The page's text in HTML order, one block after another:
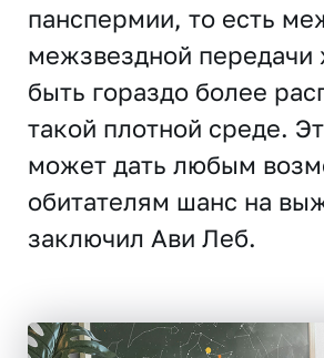
панспермии, то есть
межзвездной
быть гораздо более
такой плотной среде.
может дать любым
обитателям шанс на
заключил Ави Леб.